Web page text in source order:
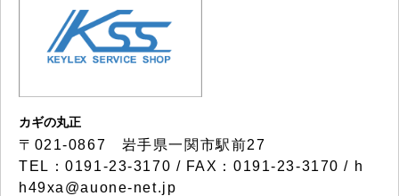
カギの丸正
〒021-0867 岩手県一関市駅前27
TEL：0191-23-3170 / FAX：0191-23-3170 / h
h49xa@auone-net.jp